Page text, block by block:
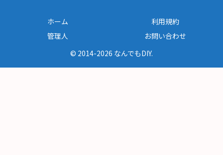
ホーム
利用規約
管理人
お問い合わせ
© 2014-2026 なんでもDIY.